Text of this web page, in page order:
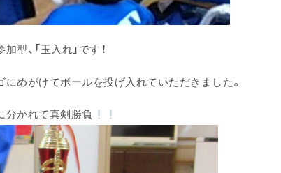
型、 「玉入れ」 です！
めがけてボールを投げ入れていただきました。
分かれて真剣勝負